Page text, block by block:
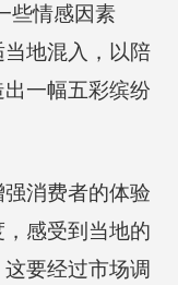
些情感因素
当地混入，以陪
一幅五彩缤纷
消费者的体验
感受到当地的
要经过市场调